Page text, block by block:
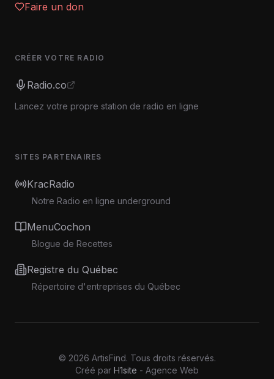
Faire un don
CRÉER VOTRE RADIO
Radio.co
Lancez votre propre station de radio en ligne
SITES PARTENAIRES
KracRadio
Notre Radio en ligne underground
MenuCochon
Blogue de Recettes
Registre du Québec
Répertoire d'entreprises du Québec
© 2026 ArtisFind. Tous droits réservés.
Créé par H1site - Agence Web